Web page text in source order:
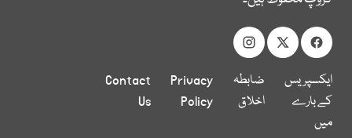
ایکسپریس
کے بارے
میں
ضابطہ
اخلاق
Privacy
Policy
Contact
Us